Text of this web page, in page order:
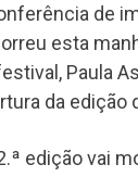
de
esta
Paula
da edição
edição vai